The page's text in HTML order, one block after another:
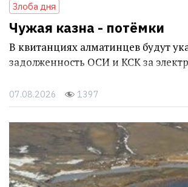
Злоба дня
Чужая казна - потёмки
В квитанциях алматинцев будут
задолженность ОСИ и КСК за
07.08.2026 1397